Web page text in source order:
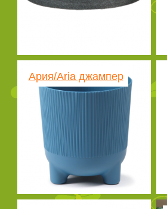
Ария/Aria джампер